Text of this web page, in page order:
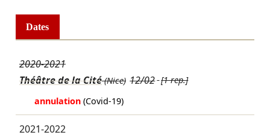
Dates
2020-2021
Théâtre de la Cité(Nice) 12/02 [1 rep.]
annulation (Covid-19)
2021-2022